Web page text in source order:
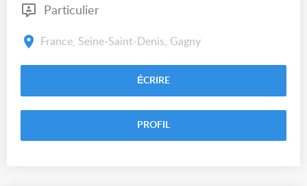
Particulier
France, Seine-Saint-Denis, Gagny
ÉCRIRE
PROFIL